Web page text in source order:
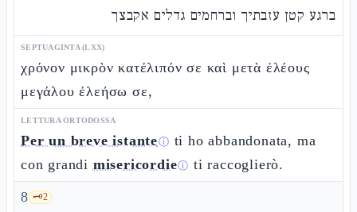
ברגע קטן עזבתיך וברחמים גדלים אקבצך
SEPTUAGINTA (LXX)
χρόνον μικρὸν κατέλιπόν σε καὶ μετὰ ἐλέους
μεγάλου ἐλεήσω σε,
LETTURA ORTODOSSA
Per un breve istanteⓘ ti ho abbandonata, ma
con grandi misericordieⓘ ti raccoglierò.
8 🗝️2